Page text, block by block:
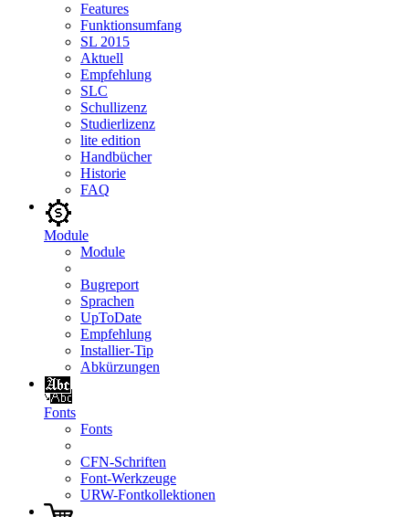
Features
Funktionsumfang
SL 2015
Aktuell
Empfehlung
SLC
Schullizenz
Studierlizenz
lite edition
Handbücher
Historie
FAQ
Module
Module
Bugreport
Sprachen
UpToDate
Empfehlung
Installier-Tip
Abkürzungen
Fonts
Fonts
CFN-Schriften
Font-Werkzeuge
URW-Fontkollektionen